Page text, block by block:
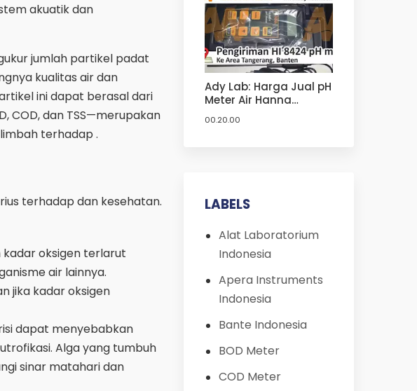
akuatik dan
jumlah partikel padat
kualitas air dan
ini dapat berasal dari
COD, dan TSS—merupakan
terhadap .
terhadap dan kesehatan.
oksigen terlarut
air lainnya.
jika kadar oksigen
dapat menyebabkan
Alga yang tumbuh
sinar matahari dan
Ady Lab: Harga Jual pH
Meter Air Hanna
Termurah | Harga Jual
00.20.00
LABELS
Alat Laboratorium
Indonesia
Apera Instruments
Indonesia
Bante Indonesia
BOD Meter
COD Meter